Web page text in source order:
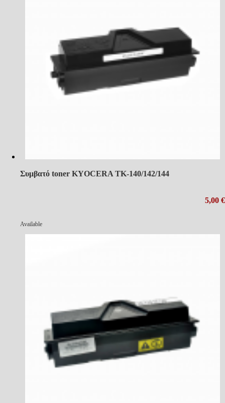
Συμβατό toner KYOCERA TK-140/142/144
5,00 €
Available